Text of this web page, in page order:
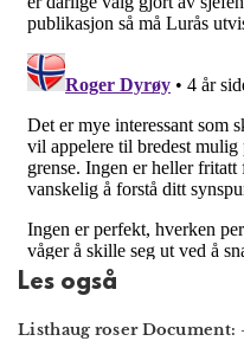
Les også
Listhaug roser Document: